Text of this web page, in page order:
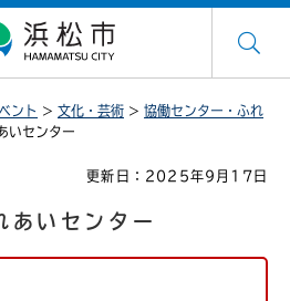
ント > 文化・芸術 > 協働センター・ふれ
いセンター
更新日：2025年9月17日
あいセンター